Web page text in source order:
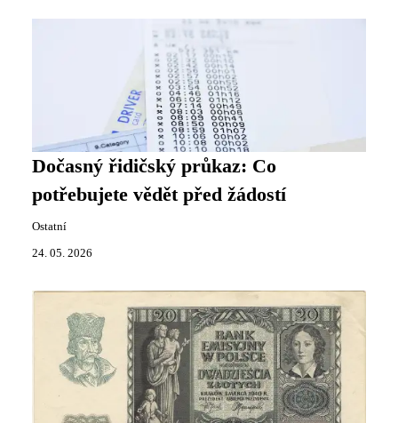
Dočasný řidičský průkaz: Co
potřebujete vědět před žádostí
Ostatní
24. 05. 2026